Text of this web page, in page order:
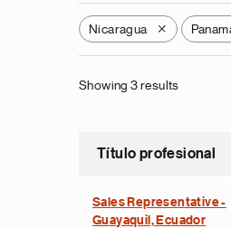
Nicaragua X
Showing 3 results
Título profesional
Sales Representative -
Guayaquil, Ecuador